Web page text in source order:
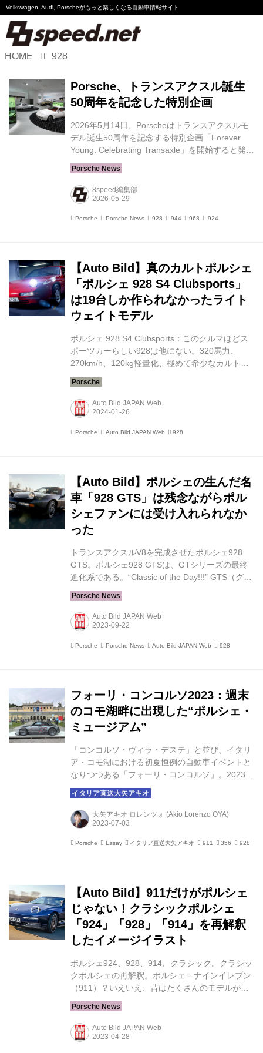
Volkswagen, Audi, Porscheがもっと楽しくなる自動車情報サイト
Audi
Porsche
Motorsport
HOME 928
Porsche、トランスアクスル誕生
50周年を記念した特別企画
2026年5月14日、Porscheはトランスアクスルモ
デル誕生50周年を記念する特別企画「Forever
Young. Celebrating Transaxle」を開始すると発表
した。ドイツ・シュトゥットガルトのポルシェミ
ュージアムを中心に、ポップアップ展示やイベン
トを通じて、1976年から1995年にかけて展開さ
れたトランスアクスルモデルの歴史と、その時代
ドライブシャフトで結ぶことで前後重量配分の最
適化を図...
8speed編集部
Porsche Porsche News 928 944 968 924
【Auto Bild】真のカルトポルシェ
「ポルシェ 928 S4 Clubsports」
は19台しか作られなかったライト
ウェイトモデル
ポルシェ 928 S4 Clubsports：このクルマほどス
ポーツカーらしい928は他にない。320馬力、
270km/h、120kg軽量化、極めて希少なカルトポ
ルシェだ。 1988年にポルシェが「928」の車体重
量を約120kg削減したとき、ツッフェンハウゼン
の人々はおそらく、最終的にどのような素晴らし
いスポーツカーが組み立てラインから出荷される
デルほど筋肉質で、パワフルで、鍛え抜かれた
V...
Auto Bild JAPAN Web
Porsche Auto Bild JAPAN Web 928
【Auto Bild】ポルシェの生んだ名
車「928 GTS」は残念ながらポル
シェファンには受け入れられなか
った
トランスアクスルV8を完成させたポルシェ928
GTS。ポルシェ928 GTSは、GTシリーズの最終
進化系である。“Classic of the Day!!!” GTS（グラ
ンツーリスモ スポーツ）という略称は、「ポルシ
ェ928」の開発最終段階を見事に表現している。
ドライビングマシンとしてではなく、高性能ツー
リングカーとして開発された。品質と仕上がりは
は、アクセルを踏み込んでも重い...
Auto Bild JAPAN Web
Porsche Porsche News Auto Bild JAPAN Web 928
フォーリ・コンコルソ2023：週末
のコモ湖畔に出現した“ポルシェ・
ミュージアム”
「コンコルソ・ヴィラ・デステ」と並び、イタリ
ア・コモ湖における初夏恒例の自動車イベントと
なりつつある「フォーリ・コンコルソ」。2023年
も5月20日と21日の両日、湖畔に立つ3つの庭園
と館を舞台に開催された。第4回を迎えた今回
も、ミラノ・モンテナポレオーネ通りの高級紳士
ブランド「ラウスミアーニ」のオーナー、グリエ
考までにfuori concorsoはイタリア語で「コンク
は別の、文化的集いにしようというポリシーが感
じられる。 75周年をイタリアン・リゾートで ...
大矢アキオ ロレンツォ (Akio Lorenzo OYA)
Porsche Essay イタリア直送大矢アキオ 911 356 928
【Auto Bild】911だけがポルシェ
じゃない！クラシックポルシェ
「924」「928」「914」を再解釈
したイメージイラスト
ポルシェ924、928、914、クラシック。クラシッ
クポルシェの再解釈。ポルシェ＝ナインイレブン
（911）？いえいえ、昔はたくさんのモデルがあ
った。そのうちの3台は今ならこんな感じだろう
か。 ポルシェといえば、「911」と言わなければ
ならないのか？いや、決してそうではない！今
日、このスポーツカーメーカーはカイエンやマカ
Auto Bild JAPAN Web